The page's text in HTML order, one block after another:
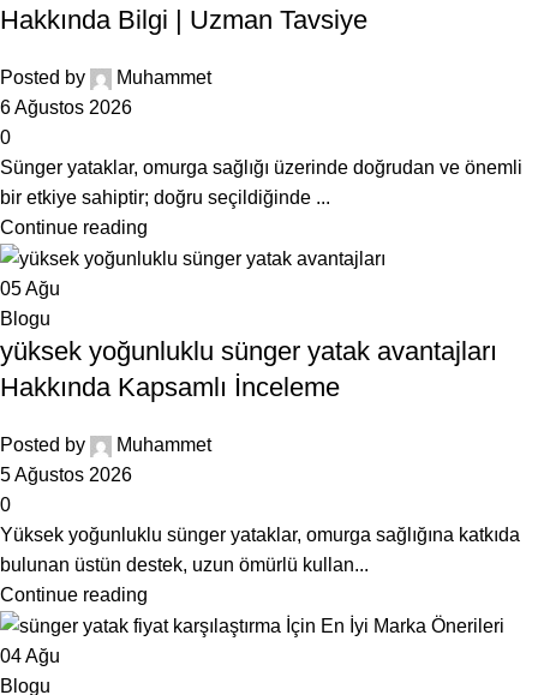
Hakkında Bilgi | Uzman Tavsiye
Posted by
Muhammet
6 Ağustos 2026
0
Sünger yataklar, omurga sağlığı üzerinde doğrudan ve önemli
bir etkiye sahiptir; doğru seçildiğinde ...
Continue reading
05Ağu
Blogu
yüksek yoğunluklu sünger yatak avantajları
Hakkında Kapsamlı İnceleme
Posted by
Muhammet
5 Ağustos 2026
0
Yüksek yoğunluklu sünger yataklar, omurga sağlığına katkıda
bulunan üstün destek, uzun ömürlü kullan...
Continue reading
04Ağu
Blogu